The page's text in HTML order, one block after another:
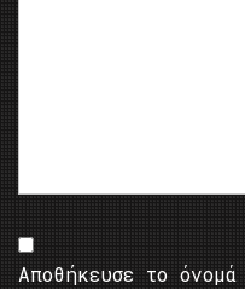
Αποθήκευσε το